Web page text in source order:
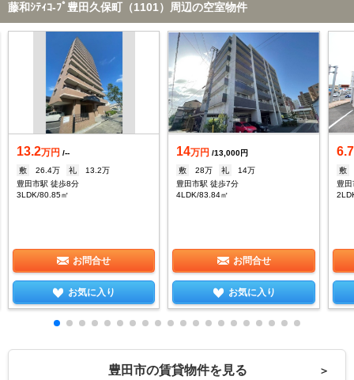
藤和ｼﾃｨｺ-ﾌﾟ豊田久保町（1101）周辺の空室物件
13.2万円 /--
敷
26.4万 礼
13.2万
豊田市駅 徒歩8分
3LDK/80.85㎡
お問合せ
お気に入り
14万円 /13,000円
敷
28万 礼
14万
豊田市駅 徒歩7分
4LDK/83.84㎡
お問合せ
お気に入り
6.7
敷
豊
豊田市の賃貸物件を見る ＞